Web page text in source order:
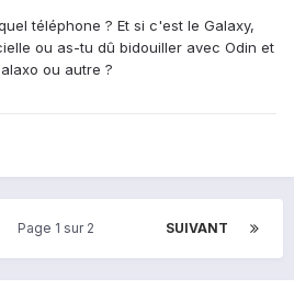
téléphone ? Et si c'est le Galaxy,
ou as-tu dû bidouiller avec Odin et
ou autre ?
SUIVANT
Page 1 sur 2